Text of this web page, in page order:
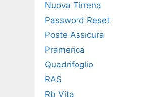
Nuova Tirrena
Password Reset
Poste Assicura
Pramerica
Quadrifoglio
RAS
Rb Vita